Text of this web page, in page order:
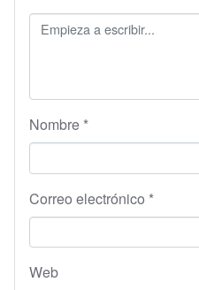
Nombre *
Correo electrónico *
Web